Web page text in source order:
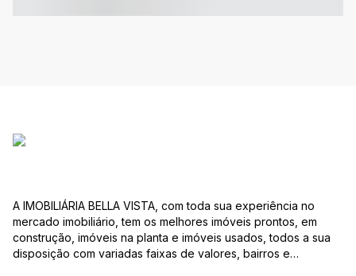
A IMOBILIÁRIA BELLA VISTA, com toda sua experiência no
mercado imobiliário, tem os melhores imóveis prontos, em
construção, imóveis na planta e imóveis usados, todos a sua
disposição com variadas faixas de valores, bairros e